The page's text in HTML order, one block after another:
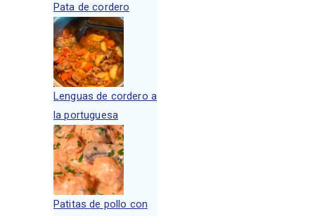
Pata de cordero
Lenguas de cordero a
la portuguesa
Patitas de pollo con